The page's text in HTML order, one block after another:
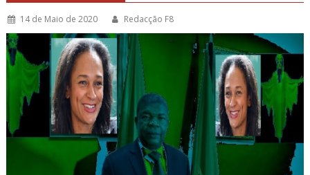
14 de Maio de 2020 Redacção F8